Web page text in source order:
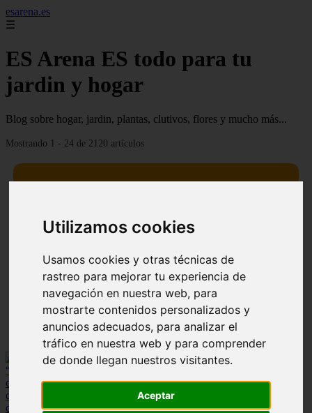
Utilizamos cookies
Usamos cookies y otras técnicas de
rastreo para mejorar tu experiencia de
navegación en nuestra web, para
mostrarte contenidos personalizados y
anuncios adecuados, para analizar el
tráfico en nuestra web y para comprender
de donde llegan nuestros visitantes.
Aceptar
esarena.es
☰
ES Arena ES todo para tu
jardin y hogar
Blog sobre hogar, jardin, plantas, clutivos, flores y mucho más...
Mostrando 1 - 24 de 2120 artículos
defendible